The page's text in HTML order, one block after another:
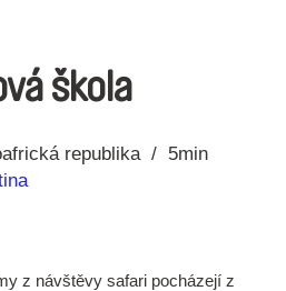
škola
republika
5min
z návštěvy safari pocházejí z